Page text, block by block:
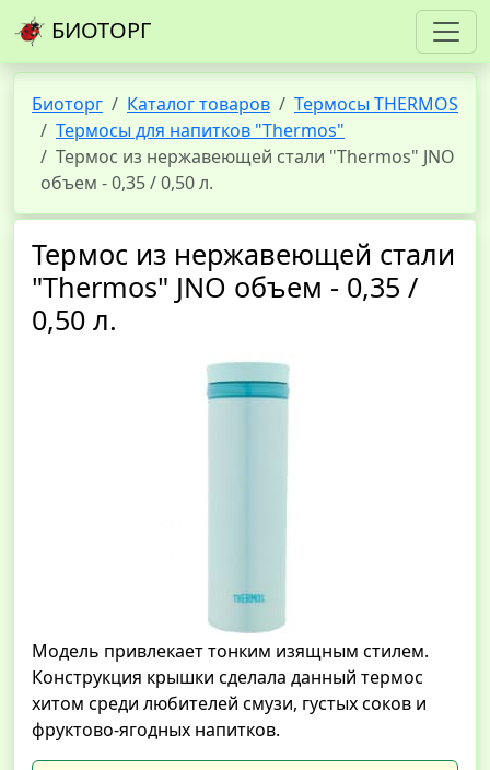
БИОТОРГ
Биоторг Каталог товаров
Термосы THERMOS
Термосы для напитков "Thermos"
Термос из нержавеющей стали "Thermos" JNO
объем - 0,35 / 0,50 л.
Термос из нержавеющей стали
"Thermos" JNO объем - 0,35 /
0,50 л.
Модель привлекает тонким изящным стилем.
Конструкция крышки сделала данный термос
хитом среди любителей смузи, густых соков и
фруктово-ягодных напитков.